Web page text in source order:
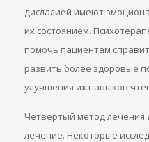
дислалией имеют
их состоянием.
помочь пациентам
развить более здоровые
улучшения их навыков
Четвертый метод
лечение. Некоторые